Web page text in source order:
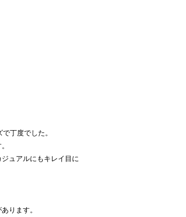
丁度でした。
ュアルにもキレイ目に
ります。